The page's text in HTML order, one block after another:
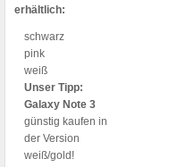
erhältlich:
schwarz
pink
weiß
Unser Tipp:
Galaxy Note 3
günstig kaufen in
der Version
weiß/gold!